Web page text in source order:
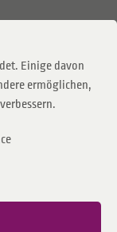
Einige davon
ermöglichen,